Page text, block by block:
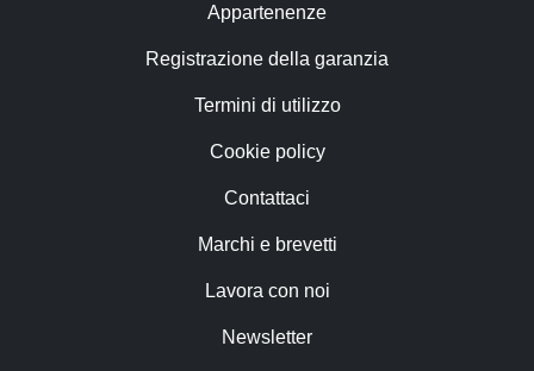
Appartenenze
Registrazione della garanzia
Termini di utilizzo
Cookie policy
Contattaci
Marchi e brevetti
Lavora con noi
Newsletter